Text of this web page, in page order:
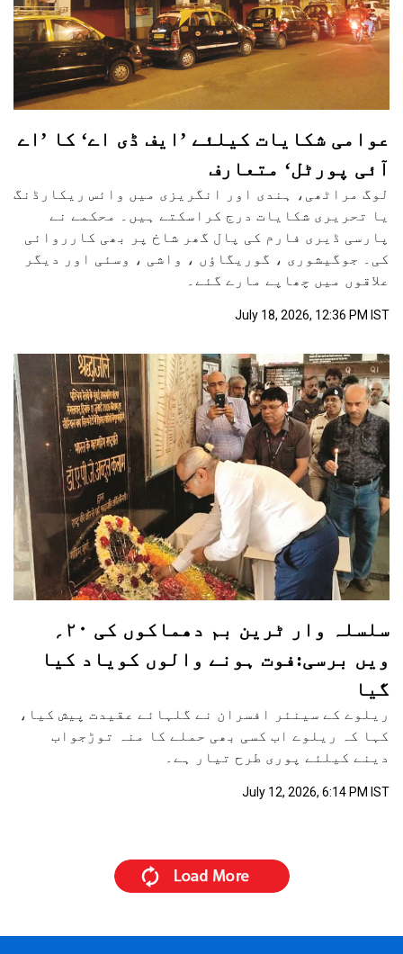
عوامی شکایات کیلئے ’ایف ڈی اے‘ کا ’اے
آئی پورٹل‘ متعارف
لوگ مراٹھی، ہندی اور انگریزی میں وائس ریکارڈنگ
یا تحریری شکایات درج کراسکتے ہیں۔ محکمے نے
پارسی ڈیری فارم کی پال گھر شاخ پر بھی کارروائی
کی۔ جوگیشوری ، گوریگاؤں ، واشی ، وسئی اور دیگر
علاقوں میں چھاپے مارے گئے۔
July 18, 2026, 12:36 PM IST
سلسلہ وار ٹرین بم دھماکوں کی ۲۰؍
ویں برسی:فوت ہونے والوں کویاد کیا
گیا
ریلوے کے سینئر افسران نے گلہائے عقیدت پیش کیا،
کہا کہ ریلوے اب کسی بھی حملے کا منہ توڑجواب
دینے کیلئے پوری طرح تیار ہے۔
July 12, 2026, 6:14 PM IST